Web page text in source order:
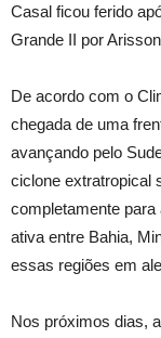
Casal ficou ferido
Grande II por
De acordo com o
chegada de uma
avançando pelo
ciclone extratropical
completamente para
ativa entre Bahia,
essas regiões em
Nos próximos dias,